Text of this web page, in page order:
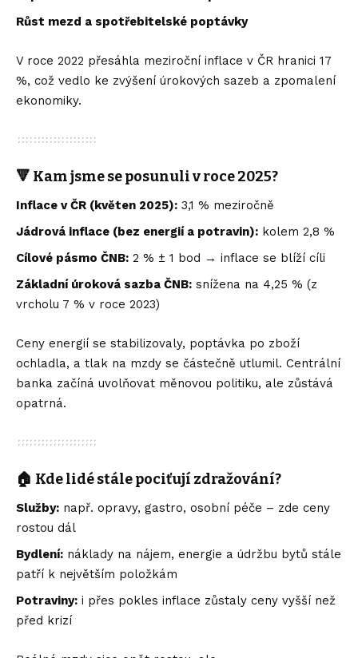
Růst mezd a spotřebitelské poptávky
V roce 2022 přesáhla meziroční inflace v ČR hranici 17
%, což vedlo ke zvýšení úrokových sazeb a zpomalení
ekonomiky.
🔻 Kam jsme se posunuli v roce 2025?
Inflace v ČR (květen 2025): 3,1 % meziročně
Jádrová inflace (bez energií a potravin): kolem 2,8 %
Cílové pásmo ČNB: 2 % ± 1 bod → inflace se blíží cíli
Základní úroková sazba ČNB: snížena na 4,25 % (z
vrcholu 7 % v roce 2023)
Ceny energií se stabilizovaly, poptávka po zboží
ochladla, a tlak na mzdy se částečně utlumil. Centrální
banka začíná uvolňovat měnovou politiku, ale zůstává
opatrná.
🏠 Kde lidé stále pociťují zdražování?
Služby: např. opravy, gastro, osobní péče – zde ceny
rostou dál
Bydlení: náklady na nájem, energie a údržbu bytů stále
patří k největším položkám
Potraviny: i přes pokles inflace zůstaly ceny vyšší než
před krizí